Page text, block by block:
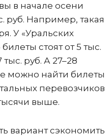
в начале осени
руб. Например, такая
У «Уральских
стоят от 5 тыс.
тыс. руб. А 27–28
можно найти билеты
перевозчиков
выше.
вариант сэкономить